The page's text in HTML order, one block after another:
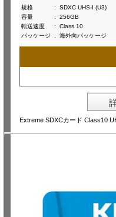
規格
:
SDXC UHS-I (U3)
容量
:
256GB
転送速度
:
Class 10
パッケージ
: 海外向パッケージ
Extreme SDXCカード Class10